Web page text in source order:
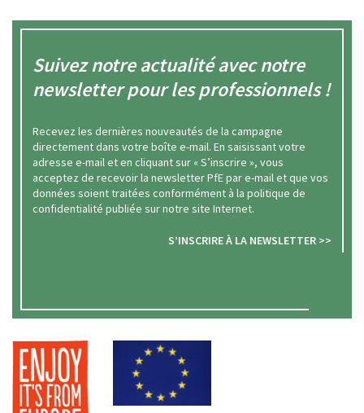
Suivez notre actualité avec notre
newsletter pour les professionnels !
Recevez les dernières nouveautés de la campagne
directement dans votre boîte e-mail. En saisissant votre
adresse e-mail et en cliquant sur « S’inscrire », vous
acceptez de recevoir la newsletter PfE par e-mail et que vos
données soient traitées conformément à la politique de
confidentialité publiée sur notre site Internet.
S’INSCRIRE À LA NEWSLETTER >>